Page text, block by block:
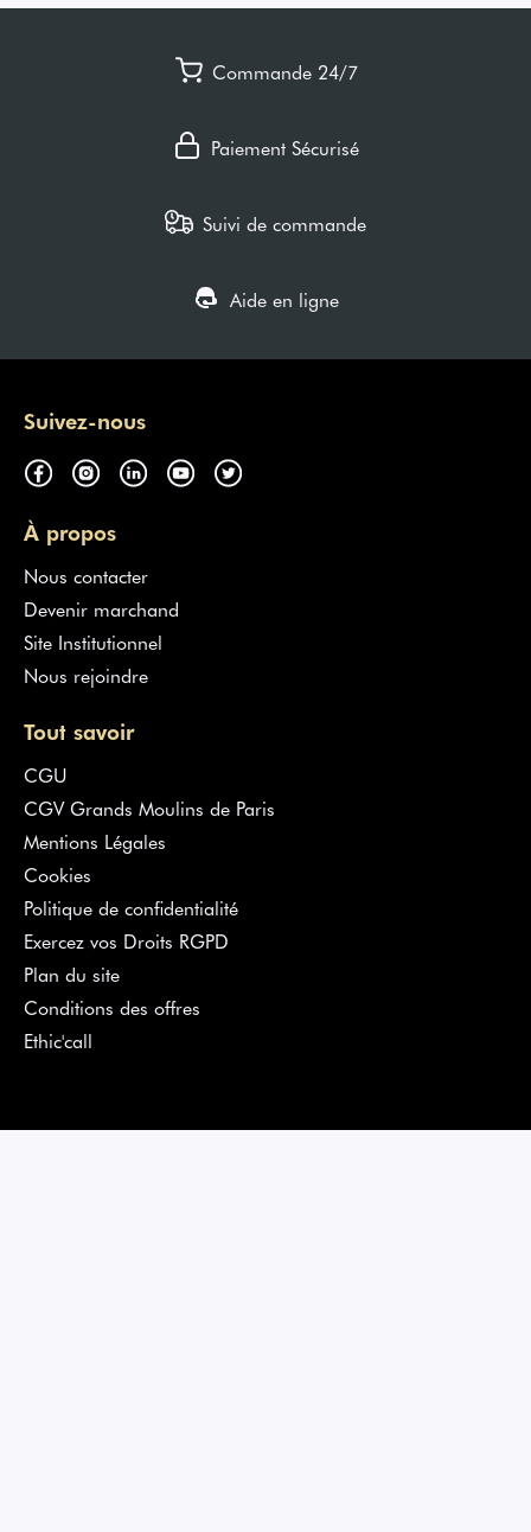
Commande 24/7
Paiement Sécurisé
Suivi de commande
Aide en ligne
Suivez-nous
À propos
Nous contacter
Devenir marchand
Site Institutionnel
Nous rejoindre
Tout savoir
CGU
CGV Grands Moulins de Paris
Mentions Légales
Cookies
Politique de confidentialité
Exercez vos Droits RGPD
Plan du site
Conditions des offres
Ethic'call